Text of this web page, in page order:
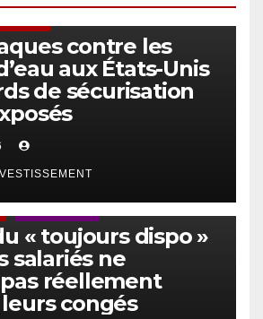
contre les
aux États-Unis
de sécurisation
« toujours dispo »
salariés ne
réellement
congés